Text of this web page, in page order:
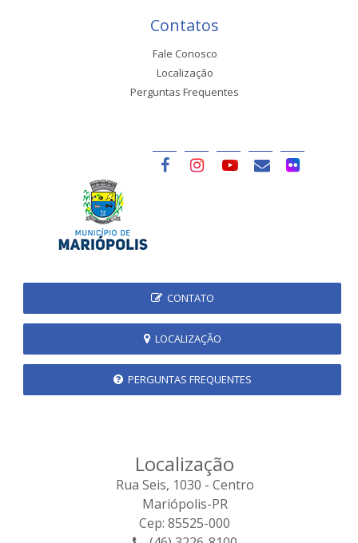
Contatos
Fale Conosco
Localização
Perguntas Frequentes
CONTATO
LOCALIZAÇÃO
PERGUNTAS FREQUENTES
Localização
Rua Seis, 1030 - Centro
Mariópolis-PR
Cep: 85525-000